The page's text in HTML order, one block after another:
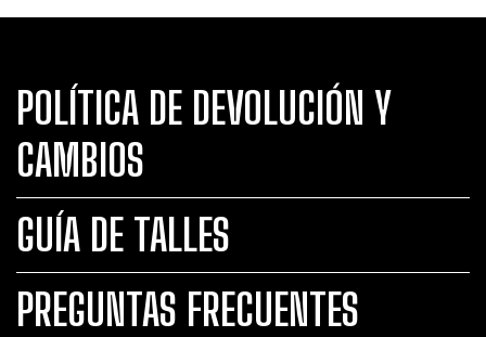
POLÍTICA DE DEVOLUCIÓN Y
CAMBIOS
GUÍA DE TALLES
PREGUNTAS FRECUENTES